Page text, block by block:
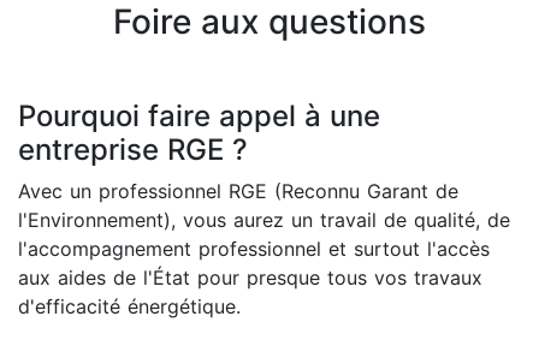
Foire aux questions
Pourquoi faire appel à une
entreprise RGE ?
Avec un professionnel RGE (Reconnu Garant de
l'Environnement), vous aurez un travail de qualité, de
l'accompagnement professionnel et surtout l'accès
aux aides de l'État pour presque tous vos travaux
d'efficacité énergétique.